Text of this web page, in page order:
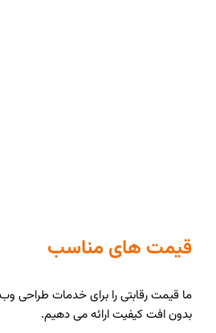
قیمت های مناسب
ما قیمت رقابتی را برای خدمات طراحی
بدون افت کیفیت ارائه می دهیم.